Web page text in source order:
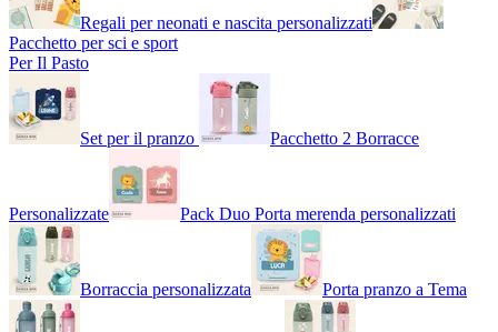
Regali per neonati e nascita personalizzati
Pacchetto per sci e sport
Per Il Pasto
Set per il pranzo Pacchetto 2 Borracce
Personalizzate Pack Duo Porta merenda personalizzati
Borraccia personalizzata Porta pranzo a Tema